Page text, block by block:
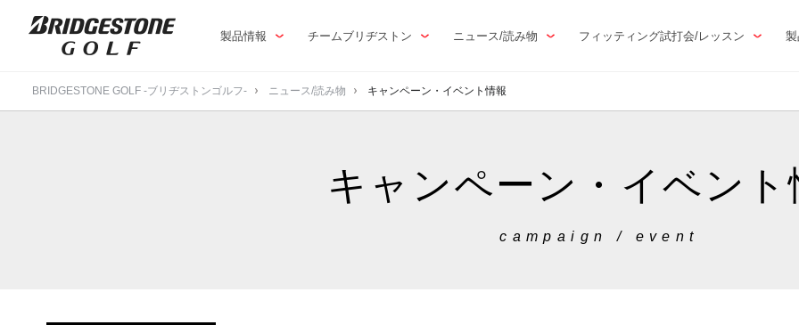
製品情報 チームブリヂストン ニュース/読み物 フィッティング試打会/レッスン
BRIDGESTONE GOLF -ブリヂストンゴルフ- ニュース/読み物 キャンペーン・イベント情報
キャンペーン・イベント
campaign / event